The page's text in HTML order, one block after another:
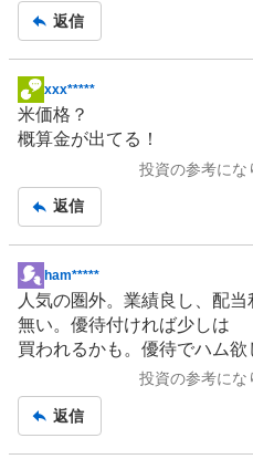
返信
掲
示
板
xxx*****
米価格？
概算金が出てる！
投資の参考にな
返信
掲
示
板
記
ham*****
人気の圏外。業績良し、配
無い。優待付ければ少しは
買われるかも。優待でハム欲
投資の参考にな
返信